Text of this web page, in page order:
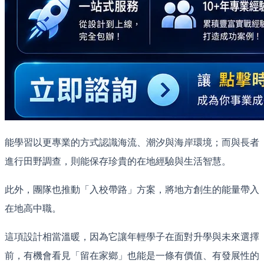
能學習以更專業的方式認識海流、潮汐與海岸環境；而與長者
進行田野調查，則能保存珍貴的在地經驗與生活智慧。
此外，團隊也推動「入校帶路」方案，將地方創生的能量帶入
在地高中職。
這項設計相當溫暖，因為它讓年輕學子在面對升學與未來選擇
前，有機會看見「留在家鄉」也能是一條有價值、有發展性的